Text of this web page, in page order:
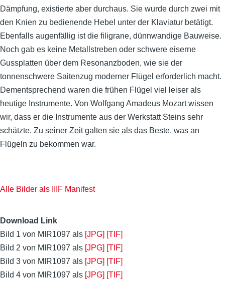
Dämpfung, existierte aber durchaus. Sie wurde durch zwei mit
den Knien zu bedienende Hebel unter der Klaviatur betätigt.
Ebenfalls augenfällig ist die filigrane, dünnwandige Bauweise.
Noch gab es keine Metallstreben oder schwere eiserne
Gussplatten über dem Resonanzboden, wie sie der
tonnenschwere Saitenzug moderner Flügel erforderlich macht.
Dementsprechend waren die frühen Flügel viel leiser als
heutige Instrumente. Von Wolfgang Amadeus Mozart wissen
wir, dass er die Instrumente aus der Werkstatt Steins sehr
schätzte. Zu seiner Zeit galten sie als das Beste, was an
Flügeln zu bekommen war.
Alle Bilder als IIIF Manifest
Download Link
Bild 1 von MIR1097 als [JPG] [TIF]
Bild 2 von MIR1097 als [JPG] [TIF]
Bild 3 von MIR1097 als [JPG] [TIF]
Bild 4 von MIR1097 als [JPG] [TIF]